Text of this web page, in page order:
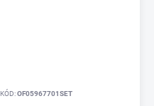
KÓD:OF05967701SET